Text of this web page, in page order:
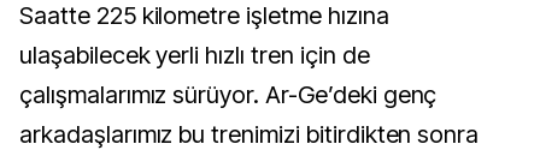
Saatte 225 kilometre işletme hızına
ulaşabilecek yerli hızlı tren için de
çalışmalarımız sürüyor. Ar-Ge’deki genç
arkadaşlarımız bu trenimizi bitirdikten sonra